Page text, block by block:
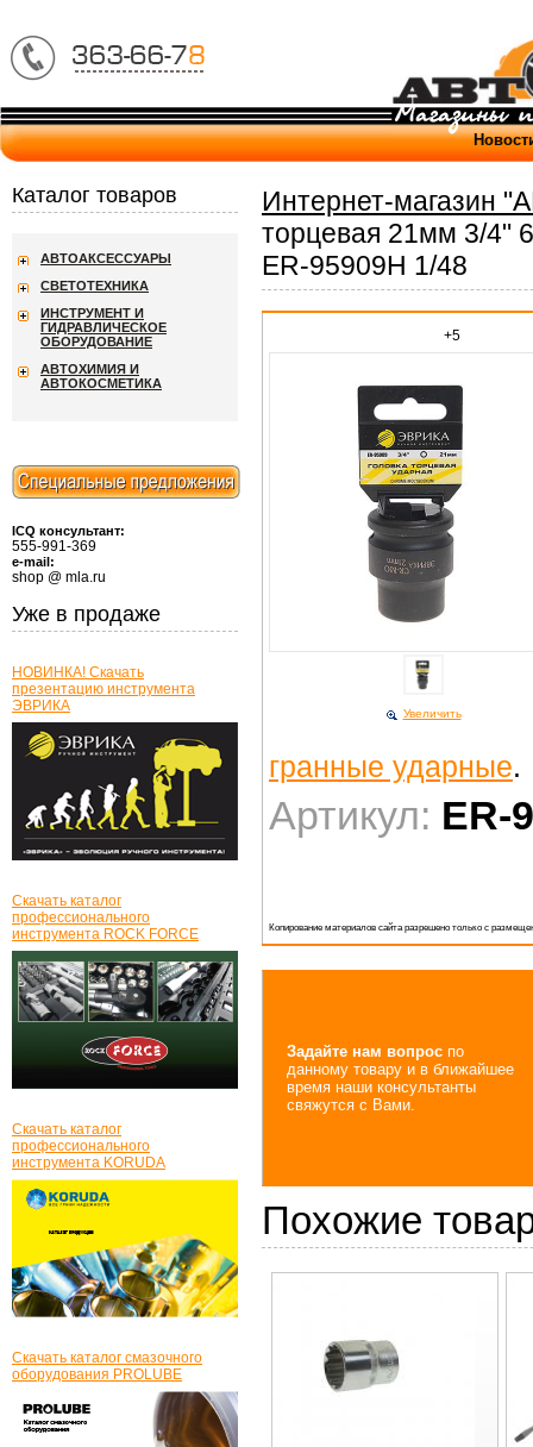
Интернет-магазин
торцевая 21мм 3/4"
ER-95909H 1/48
+5
Увеличить
гранные ударные.
Артикул: ER-
Копирование материалов сайта разрешено только с
Задайте нам вопрос по
данному товару и в ближайшее
время наши консультанты
свяжутся с Вами.
Похожие
Каталог товаров
АВТОАКСЕССУАРЫ
СВЕТОТЕХНИКА
ИНСТРУМЕНТ И
ГИДРАВЛИЧЕСКОЕ
ОБОРУДОВАНИЕ
АВТОХИМИЯ И
АВТОКОСМЕТИКА
ICQ консультант:
555-991-369
e-mail:
shop @ mla.ru
Уже в продаже
НОВИНКА! Скачать
презентацию инструмента
ЭВРИКА
Скачать каталог
профессионального
инструмента ROCK FORCE
Скачать каталог
профессионального
инструмента KORUDA
Скачать каталог смазочного
оборудования PROLUBE